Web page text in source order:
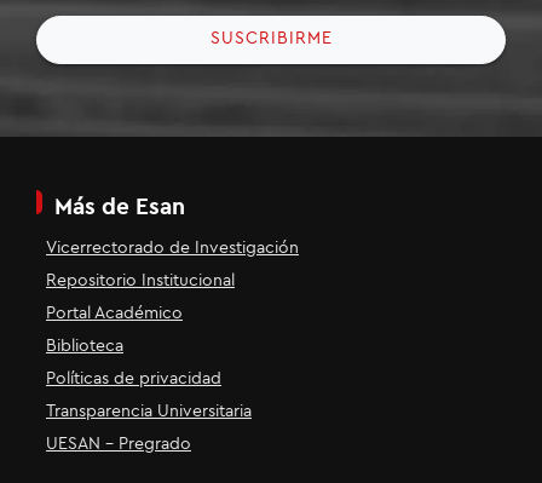
SUSCRIBIRME
Más de Esan
Vicerrectorado de Investigación
Repositorio Institucional
Portal Académico
Biblioteca
Políticas de privacidad
Transparencia Universitaria
UESAN - Pregrado